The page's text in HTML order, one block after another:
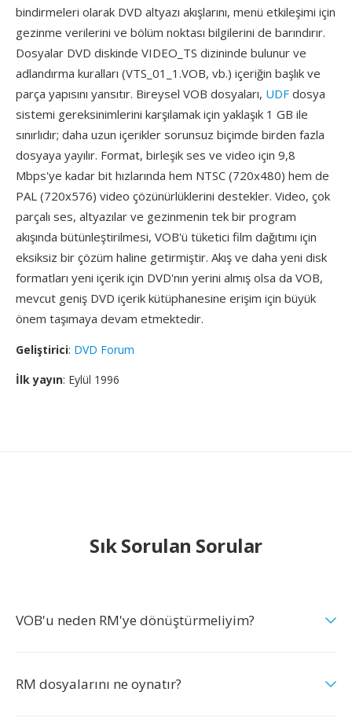
bindirmeleri olarak DVD altyazı akışlarını, menü etkileşimi için
gezinme verilerini ve bölüm noktası bilgilerini de barındırır.
Dosyalar DVD diskinde VIDEO_TS dizininde bulunur ve
adlandırma kuralları (VTS_01_1.VOB, vb.) içeriğin başlık ve
parça yapısını yansıtır. Bireysel VOB dosyaları, UDF dosya
sistemi gereksinimlerini karşılamak için yaklaşık 1 GB ile
sınırlıdır; daha uzun içerikler sorunsuz biçimde birden fazla
dosyaya yayılır. Format, birleşik ses ve video için 9,8
Mbps'ye kadar bit hızlarında hem NTSC (720x480) hem de
PAL (720x576) video çözünürlüklerini destekler. Video, çok
parçalı ses, altyazılar ve gezinmenin tek bir program
akışında bütünleştirilmesi, VOB'ü tüketici film dağıtımı için
eksiksiz bir çözüm haline getirmiştir. Akış ve daha yeni disk
formatları yeni içerik için DVD'nın yerini almış olsa da VOB,
mevcut geniş DVD içerik kütüphanesine erişim için büyük
önem taşımaya devam etmektedir.
Geliştirici: DVD Forum
İlk yayın: Eylül 1996
Sık Sorulan Sorular
VOB'u neden RM'ye dönüştürmeliyim?
RM dosyalarını ne oynatır?